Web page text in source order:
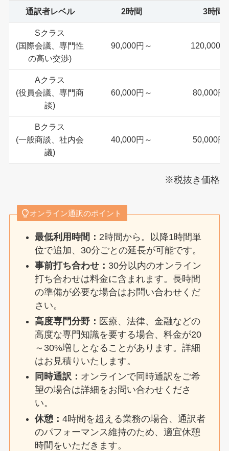
通訳者レベル 2時間 3時間
Sクラス
(国際会議、専門性
の高い交渉)
90,000円～ 120,000
Aクラス
(役員会議、専門商
談)
60,000円～ 80,000円
Bクラス
(一般商談、社内会
議)
40,000円～ 50,000円
※税抜き価格
オンライン通訳のポイント
最低利用時間： 2時間から。以降1時間単
位で追加、30分ごとの延長が可能です。
事前打ち合わせ： 30分以内のオンライン
打ち合わせは料金に含まれます。長時間
の準備が必要な場合はお問い合わせくだ
さい。
高度専門分野： 医療、法律、金融などの
高度な専門知識を要する場合、料金が20
～30%増しとなることがあります。詳細
はお見積りいたします。
同時通訳： オンラインで同時通訳をご希
望の場合は詳細をお問い合わせくださ
い。
休憩：4時間を超える業務の場合、通訳者
のパフォーマンス維持のため、適宜休憩
時間をいただきます。